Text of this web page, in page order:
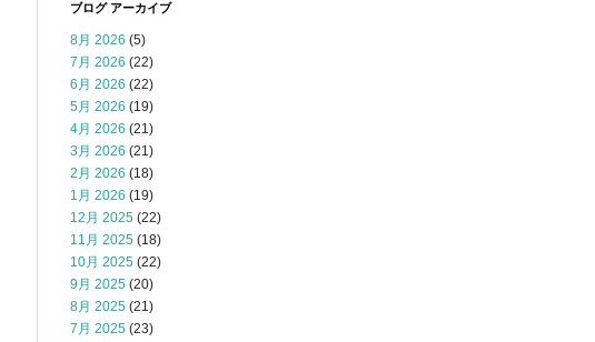
ブログ アーカイブ
8月 2026 (5)
7月 2026 (22)
6月 2026 (22)
5月 2026 (19)
4月 2026 (21)
3月 2026 (21)
2月 2026 (18)
1月 2026 (19)
12月 2025 (22)
11月 2025 (18)
10月 2025 (22)
9月 2025 (20)
8月 2025 (21)
7月 2025 (23)